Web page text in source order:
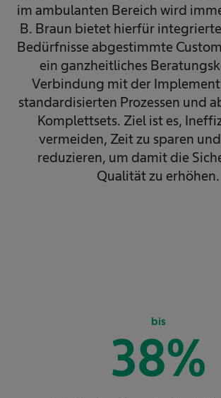
im ambulanten Bereich wird
B. Braun bietet hierfür
Bedürfnisse abgestimmte
ein ganzheitliches
Verbindung mit der
standardisierten Prozessen und
Komplettsets. Ziel ist es,
vermeiden, Zeit zu sparen
reduzieren, um damit die
Qualität zu erhöhen.​
bis
38%